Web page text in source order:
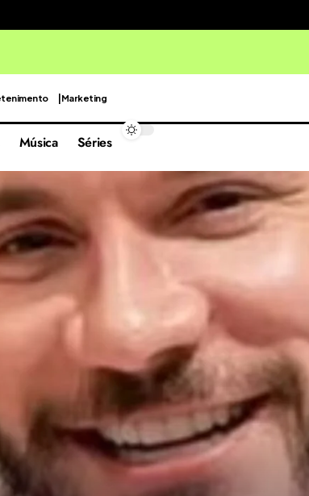
Marketing
Música Séries